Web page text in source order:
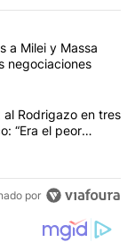
en los
a Milei y Massa
negociaciones
por
Rodrigazo en tres
“Era el peor
por